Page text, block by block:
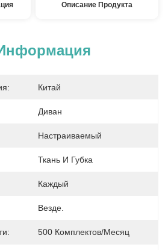
Описание Продукта
Китай
Диван
Настраиваемый
Ткань И Губка
Каждый
Везде.
500 Комплектов/месяц